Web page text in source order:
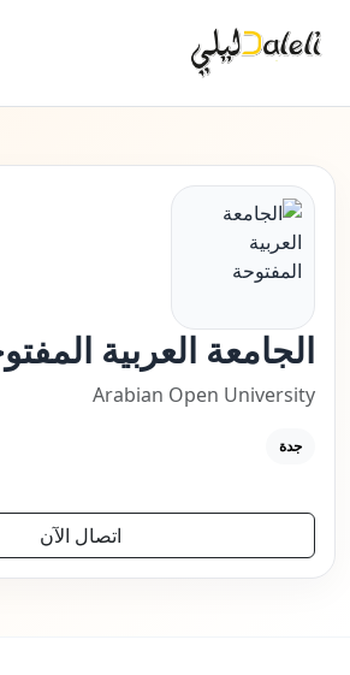
الجامعة العربية
Arabian Open University
جدة
اتصال الآن